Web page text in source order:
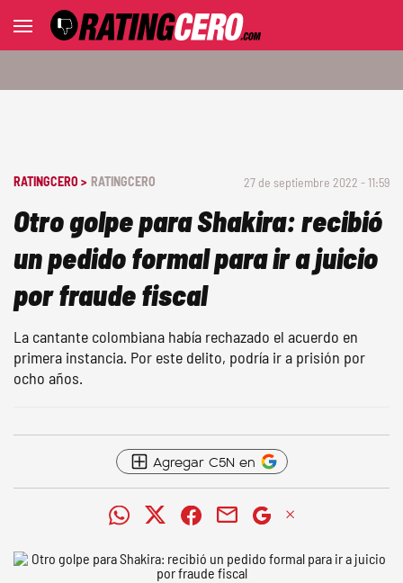
RATINGCERO > RATINGCERO 27 de septiembre 2022 - 11:59
Otro golpe para Shakira: recibió
un pedido formal para ir a juicio
por fraude fiscal
La cantante colombiana había rechazado el acuerdo en
primera instancia. Por este delito, podría ir a prisión por
ocho años.
Agregar C5N en